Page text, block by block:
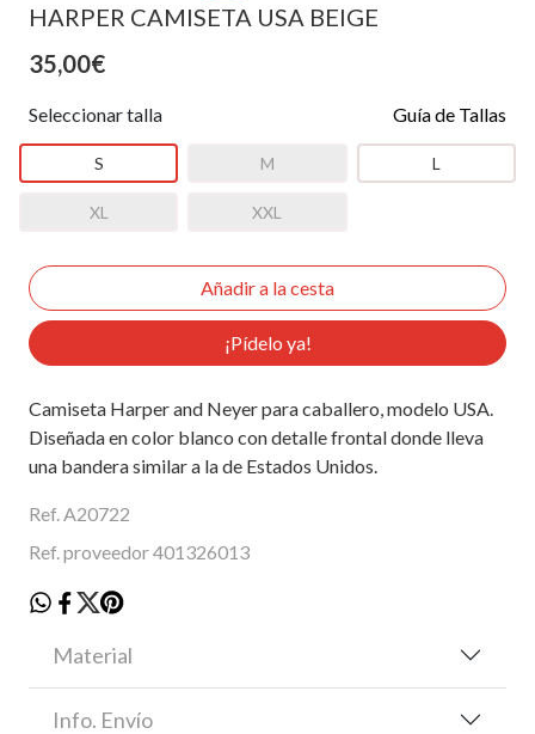
HARPER CAMISETA USA BEIGE
35,00€
Seleccionar talla Guía de Tallas
S M L
XL XXL
¡Pídelo ya!
Camiseta Harper and Neyer para caballero, modelo USA.
Diseñada en color blanco con detalle frontal donde lleva
una bandera similar a la de Estados Unidos.
Ref. A20722
Ref. proveedor 401326013
Material
Info. Envío